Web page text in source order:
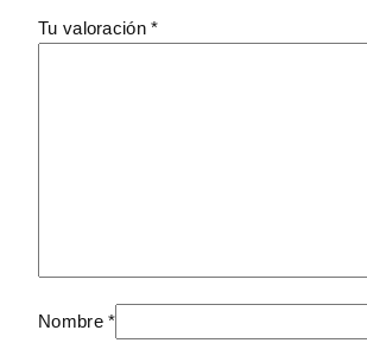
Tu valoración*
Nombre*